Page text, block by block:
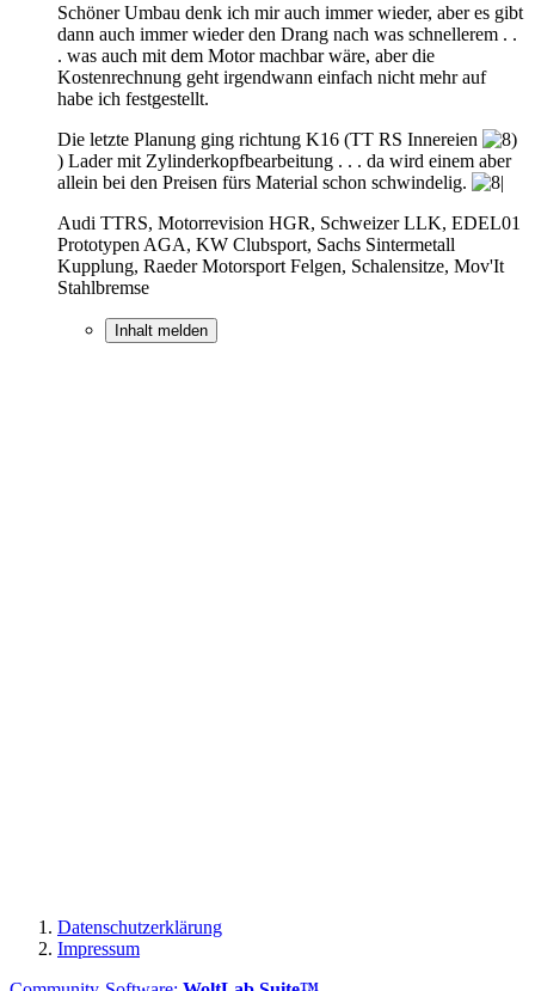
Schöner Umbau denk ich mir auch immer wieder, aber es gibt
dann auch immer wieder den Drang nach was schnellerem . .
. was auch mit dem Motor machbar wäre, aber die
Kostenrechnung geht irgendwann einfach nicht mehr auf
habe ich festgestellt.
Die letzte Planung ging richtung K16 (TT RS Innereien
) Lader mit Zylinderkopfbearbeitung . . . da wird einem aber
allein bei den Preisen fürs Material schon schwindelig.
Audi TTRS, Motorrevision HGR, Schweizer LLK, EDEL01
Prototypen AGA, KW Clubsport, Sachs Sintermetall
Kupplung, Raeder Motorsport Felgen, Schalensitze, Mov'It
Stahlbremse
Inhalt melden
Datenschutzerklärung
Impressum